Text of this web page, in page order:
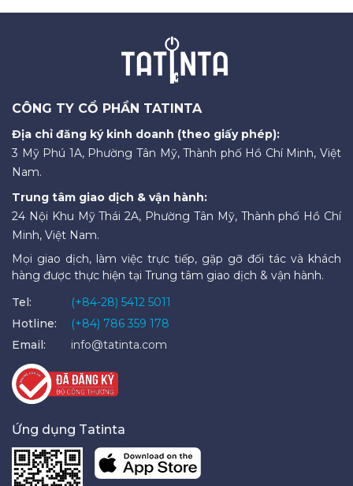
CÔNG TY CỔ PHẦN TATINTA
Địa chỉ đăng ký kinh doanh (theo giấy phép):
3 Mỹ Phú 1A, Phường Tân Mỹ, Thành phố Hồ Chí Minh, Việt
Nam.
Trung tâm giao dịch & vận hành:
24 Nội Khu Mỹ Thái 2A, Phường Tân Mỹ, Thành phố Hồ Chí
Minh, Việt Nam.
Mọi giao dịch, làm việc trực tiếp, gặp gỡ đối tác và khách
hàng được thực hiện tại Trung tâm giao dịch & vận hành.
Tel:
(+84-28) 5412 5011
Hotline:
(+84) 786 359 178
Email:
info@tatinta.com
Ứng dụng Tatinta